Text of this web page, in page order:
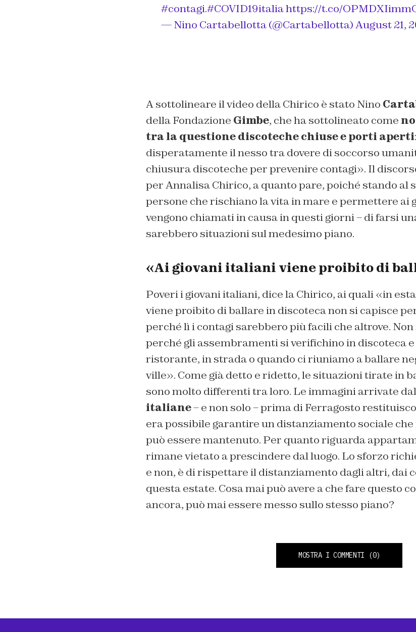
#contagi.#COVID19italiahttps://t.co/
— Nino Cartabellotta (@Cartabellotta)August 21,
A sottolineare il video della Chirico è stato Nino
della Fondazione Gimbe, che ha sottolineato come
tra la questione discoteche chiuse e porti aperti
disperatamente il nesso tra dovere di soccorso
chiusura discoteche per prevenire contagi». Il
per Annalisa Chirico, a quanto pare, poiché stando al
persone che rischiano la vita in mare e permettere ai
vengono chiamati in causa in questi giorni – di farsi
sarebbero situazioni sul medesimo piano.
«Ai giovani italiani viene proibito di
Poveri i giovani italiani, dice la Chirico, ai quali «in
viene proibito di ballare in discoteca non si capisce
perché lì i contagi sarebbero più facili che altrove.
perché gli assembramenti si verifichino in discoteca
ristorante, in strada o quando ci riuniamo a ballare
ville». Come già detto e ridetto, le situazioni tirate in
sono molto differenti tra loro. Le immagini arrivate
italiane– e non solo – prima di Ferragosto
era possibile garantire un distanziamento sociale
può essere mantenuto. Per quanto riguarda
rimane vietato a prescindere dal luogo. Lo sforzo
e non, è di rispettare il distanziamento dagli altri, dai
questa estate. Cosa mai può avere a che fare questo
ancora, può mai essere messo sullo stesso piano?
MOSTRA I COMMENTI (0)